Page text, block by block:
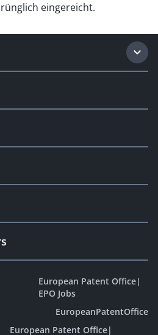
eingereicht.
European Patent Office|
EPO Jobs
EuropeanPatentOffice
European Patent Office|